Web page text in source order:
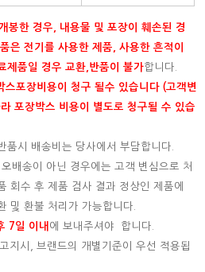
봉한 경우, 내용물 및 포장이 훼손된 경
은 전기를 사용한 제품, 사용한 흔적이
제품일 경우 교환,반품이 불가합니다.
포장비용이 청구 될수 있습니다 (고객변
포장박스 비용이 별도로 청구될 수 있습
시 배송비는 당사에서 부담합니다.
배송이 아닌 경우에는 고객 변심으로 처
회수 후 제품 검사 결과 정상인 제품에
및 환불 처리가 가능합니다.
7일 이내 에 보내주셔야 합니다.
지시, 브랜드의 개별기준이 우선 적용됩